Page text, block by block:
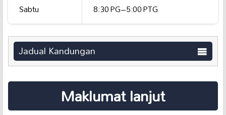
Sabtu
8:30 PG–5:00 PTG
Jadual Kandungan
Maklumat lanjut